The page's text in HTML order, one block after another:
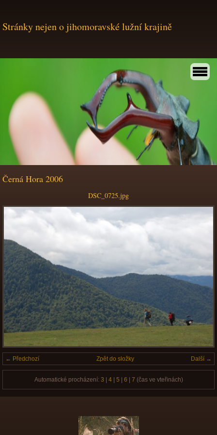
Stránky nejen o jihomoravské lužní krajině
Černá Hora 2006
DSC_0725.jpg
← Předchozí Další →
Zpět do složky
Automatické procházení: 3 4| 5 6 7 (čas ve vteřinách)